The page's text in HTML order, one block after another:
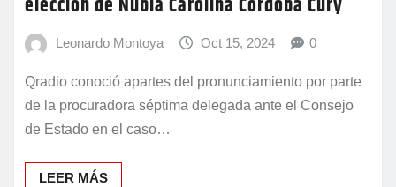
elección de Nubia Carolina Cordoba Cury
Leonardo Montoya Oct 15, 2024 0
Qradio conoció apartes del pronunciamiento por parte
de la procuradora séptima delegada ante el Consejo
de Estado en el caso…
LEER MÁS